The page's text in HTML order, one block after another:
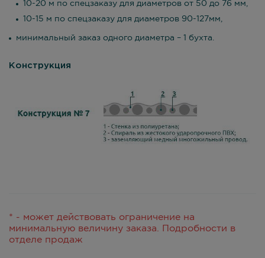
10-20 м по спецзаказу для диаметров от 50 до 76 мм,
10-15 м по спецзаказу для диаметров 90-127мм,
минимальный заказ одного диаметра – 1 бухта.
Конструкция
* - может действовать ограничение на
минимальную величину заказа. Подробности в
отделе продаж